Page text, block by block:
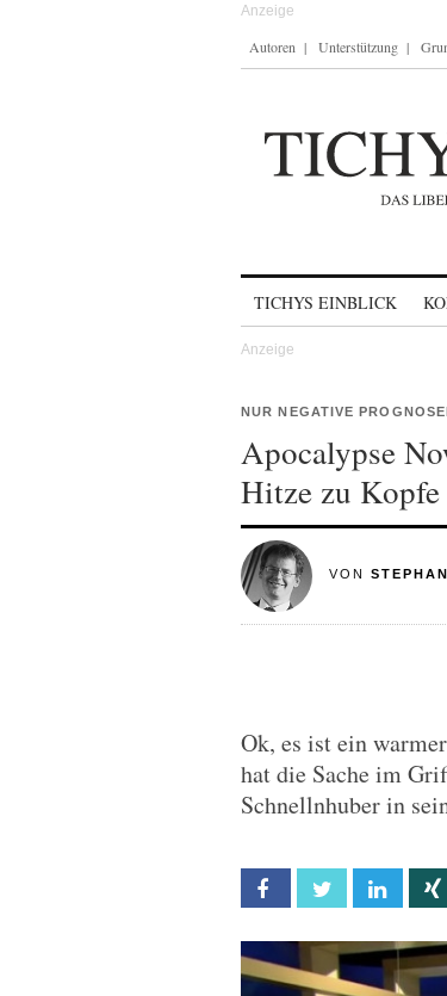
Autoren Unterstützung
TICHYS EINBLICK
NUR NEGATIVE
Apocalypse
Hitze zu
VON
Ok, es ist ein
hat die Sache im
Schnellnhuber in
Facebook Twitter Linkedin